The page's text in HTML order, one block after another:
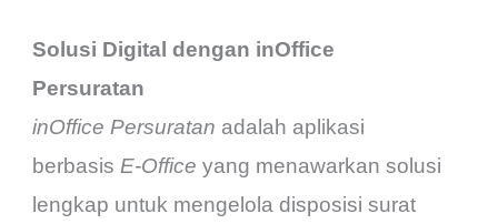
Solusi Digital dengan inOffice
Persuratan
inOffice Persuratan adalah aplikasi
berbasis E-Office yang menawarkan solusi
lengkap untuk mengelola disposisi surat